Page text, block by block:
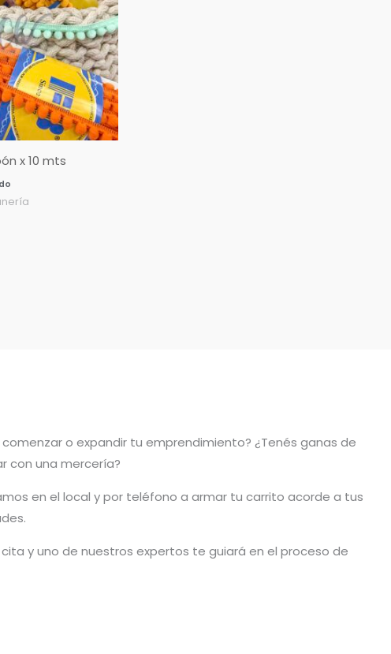
x 10 mts
comenzar o expandirtu emprendimiento? ¿Tenés ganas de
con una mercería?
en el local y por teléfono a armar tu carrito acorde a tus
y uno de nuestros expertos te guiará en el proceso de